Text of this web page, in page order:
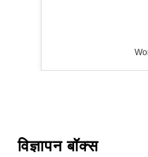
विज्ञापन बॉक्स